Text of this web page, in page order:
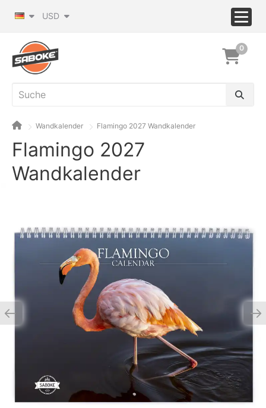
USD
0
Wandkalender Flamingo 2027 Wandkalender
Flamingo 2027
Wandkalender